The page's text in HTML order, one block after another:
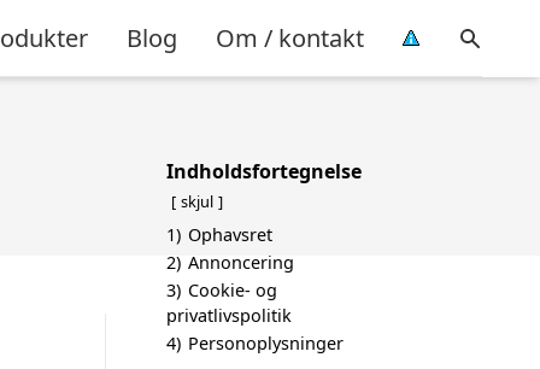
Blog Om / kontakt
Indholdsfortegnelse
skjul
1) Ophavsret
2) Annoncering
3) Cookie- og
privatlivspolitik
4) Personoplysninger